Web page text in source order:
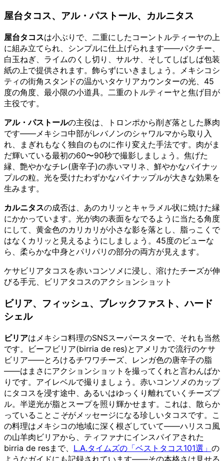
屋台タコス、アル・パストール、カルニタス
屋台タコスは小ぶりで、二重にしたコーントルティーヤの上
に組み立てられ、シンプルに仕上げられます——パクチー、
白玉ねぎ、ライムのくし切り、サルサ、そしてしばしば包装
紙の上で提供されます。飾らずにいきましょう。メキシコシ
ティの街角スタンドの温かいタケリアカウンターの光、45
度の角度、最小限の小道具。二重のトルティーヤと焦げ目が
主役です。
アル・パストールの主役は、トロンポから削ぎ落とした豚肉
です——メキシコ中部がレバノンのシャワルマから取り入
れ、まぎれもなく独自のものに作り変えた手法です。肉がま
だ輝いている最初の60〜90秒で撮影しましょう。焦げた
縁、艶やかなチレ(唐辛子)の赤いマリネ、鮮やかなパイナッ
プルの粒。光を受けたわずかなパイナップルが大きな効果を
生みます。
カルニタスの成否は、あのカリッとキャラメル状に焼けた縁
にかかっています。光が肉の表面をなでるように当たる角度
にして、黄金色のカリカリが小さな影を落とし、脂っこくで
はなくカリッと見えるようにしましょう。45度のビューな
ら、柔らかな中身とパリパリの部分の両方が見えます。
ケサビリアタコスを赤いコンソメに浸し、溶けたチーズが伸
びる手元、ビリアタコスのアクションショット
ビリア、フィッシュ、ブレックファスト、ハード
シェル
ビリアはメキシコ料理のSNSスーパースターで、それも当然
です。ビーフビリア(birria de res)とアメリカで流行のケサ
ビリア——とろけるチワワチーズ、レンガ色の唐辛子の脂
——はまさにアクションショットを撮ってくれと言わんばか
りです。アイレベルで撮りましょう。赤いコンソメのカップ
にタコスを浸す途中、あるいはゆっくり離れていくチーズプ
ル。半逆光が脂とスープを照り輝かせます。これは、散らか
っていること こそがメッセージになる珍しいタコスです。こ
の料理はメキシコの地域に深く根ざしていて——ハリスコ風
の山羊肉ビリアから、ティファナにインスパイアされた
birria de resまで、 L.A.タイムズの「ベストタコス101選」 の
ようなガイドにも記録されています——その本格さは見せる